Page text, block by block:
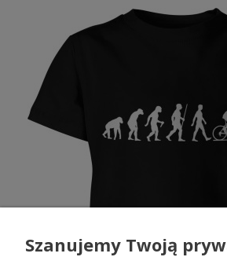
Szanujemy Twoją